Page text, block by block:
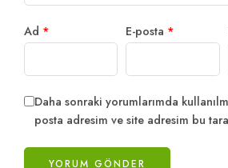
Ad * E-posta *
Daha sonraki yorumlarımda
posta adresim ve site adresim bu